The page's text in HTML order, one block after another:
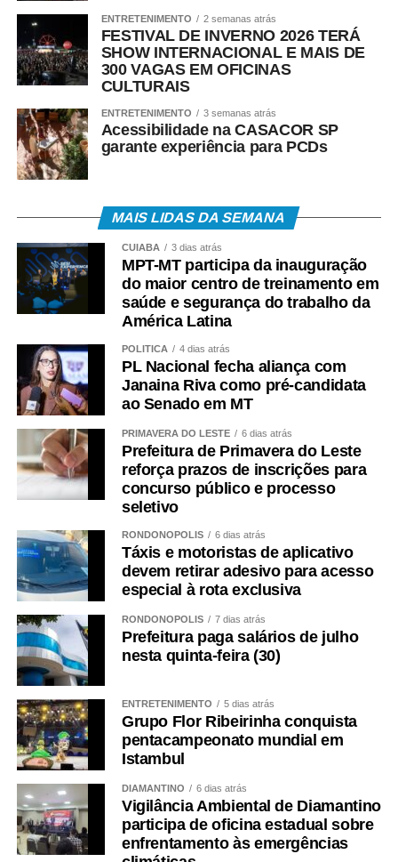
ENTRETENIMENTO 2 semanas atrás
FESTIVAL DE INVERNO 2026 TERÁ
SHOW INTERNACIONAL E MAIS DE
300 VAGAS EM OFICINAS
CULTURAIS
ENTRETENIMENTO 3 semanas atrás
Acessibilidade na CASACOR SP
garante experiência para PCDs
MAIS LIDAS DA SEMANA
CUIABÁ 3 dias atrás
MPT-MT participa da inauguração
do maior centro de treinamento em
saúde e segurança do trabalho da
América Latina
POLÍTICA 4 dias atrás
PL Nacional fecha aliança com
Janaina Riva como pré-candidata
ao Senado em MT
PRIMAVERA DO LESTE 6 dias atrás
Prefeitura de Primavera do Leste
reforça prazos de inscrições para
concurso público e processo
seletivo
RONDONÓPOLIS 6 dias atrás
Táxis e motoristas de aplicativo
devem retirar adesivo para acesso
especial à rota exclusiva
RONDONÓPOLIS 7 dias atrás
Prefeitura paga salários de julho
nesta quinta-feira (30)
ENTRETENIMENTO 5 dias atrás
Grupo Flor Ribeirinha conquista
pentacampeonato mundial em
Istambul
DIAMANTINO 6 dias atrás
Vigilância Ambiental de Diamantino
participa de oficina estadual sobre
enfrentamento às emergências